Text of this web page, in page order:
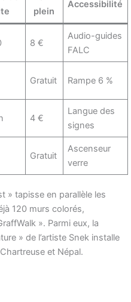
plein
Accessibilité
8 €
Audio-guides
FALC
Gratuit Rampe 6 %
4 €
Langue des
signes
Gratuit
Ascenseur
verre
» tapisse en parallèle les
120 murs colorés,
». Parmi eux, la
» de l’artiste Snek installe
et Népal.